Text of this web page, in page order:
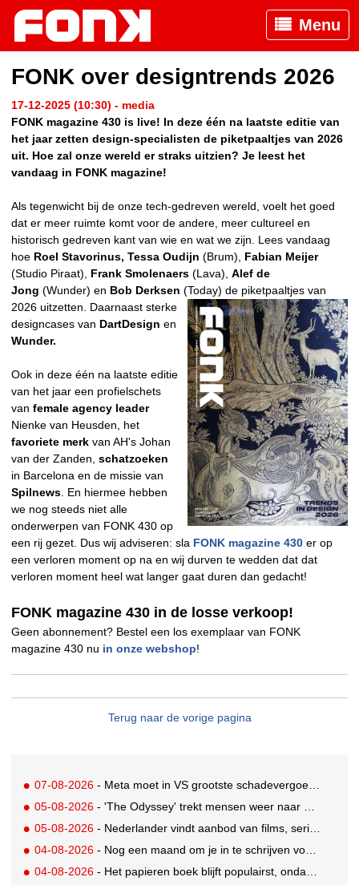
Menu
FONK over designtrends 2026
17-12-2025 (10:30) - media
FONK magazine 430 is live! In deze één na laatste editie van
het jaar zetten design-specialisten de piketpaaltjes van 2026
uit. Hoe zal onze wereld er straks uitzien? Je leest het
vandaag in FONK magazine!
Als tegenwicht bij de onze tech-gedreven wereld, voelt het goed
dat er meer ruimte komt voor de andere, meer cultureel en
historisch gedreven kant van wie en wat we zijn. Lees vandaag
hoe Roel Stavorinus, Tessa Oudijn (Brum), Fabian Meijer
(Studio Piraat), Frank Smolenaers (Lava), Alef de
Jong (Wunder) en Bob Derksen (Today) de piketpaaltjes van
2026 uitzetten. Daarnaast sterke
designcases van DartDesign en
Wunder.
Ook in deze één na laatste editie
van het jaar een profielschets
van female agency leader
Nienke van Heusden, het
favoriete merk van AH's Johan
van der Zanden, schatzoeken
in Barcelona en de missie van
Spilnews . En hiermee hebben
we nog steeds niet alle
onderwerpen van FONK 430 op
een rij gezet. Dus wij adviseren: sla FONK magazine 430 er op
een verloren moment op na en wij durven te wedden dat dat
verloren moment heel wat langer gaat duren dan gedacht!
FONK magazine 430 in de losse verkoop!
Geen abonnement? Bestel een los exemplaar van FONK
magazine 430 nu in onze webshop!
Terug naar de vorige pagina
07-08-2026 - Meta moet in VS grootste schadevergoeding ooit betalen: 567 miljoen dollar
05-08-2026 - 'The Odyssey' trekt mensen weer naar de bioscoop
05-08-2026 - Nederlander vindt aanbod van films, series en sport vaak versnipperd
04-08-2026 - Nog een maand om je in te schrijven voor de Mercurs 2026
04-08-2026 - Het papieren boek blijft populairst, ondanks digitale alternatieven